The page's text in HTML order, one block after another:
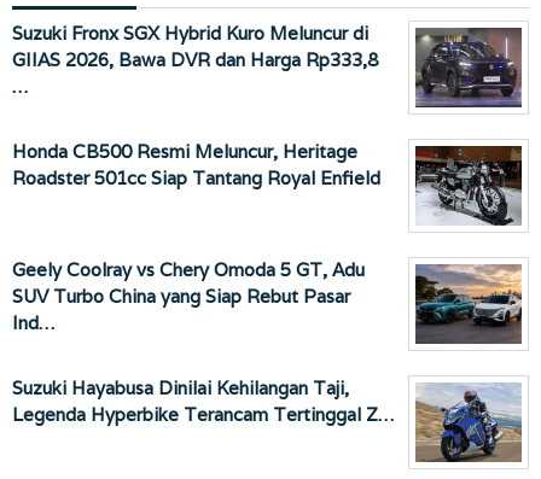
Suzuki Fronx SGX Hybrid Kuro Meluncur di
GIIAS 2026, Bawa DVR dan Harga Rp333,8
…
Honda CB500 Resmi Meluncur, Heritage
Roadster 501cc Siap Tantang Royal Enfield
Geely Coolray vs Chery Omoda 5 GT, Adu
SUV Turbo China yang Siap Rebut Pasar
Ind…
Suzuki Hayabusa Dinilai Kehilangan Taji,
Legenda Hyperbike Terancam Tertinggal Z…